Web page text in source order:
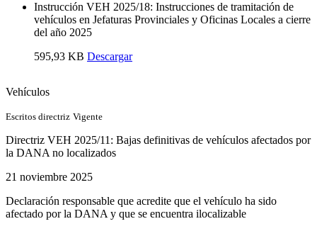
Instrucción VEH 2025/18: Instrucciones de tramitación de
vehículos en Jefaturas Provinciales y Oficinas Locales a cierre
del año 2025
595,93 KB Descargar
Vehículos
Escritos directriz Vigente
Directriz VEH 2025/11: Bajas definitivas de vehículos afectados por
la DANA no localizados
21 noviembre 2025
Declaración responsable que acredite que el vehículo ha sido
afectado por la DANA y que se encuentra ilocalizable